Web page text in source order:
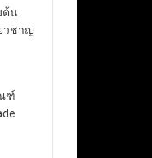
ต้น
วชาญ
ฑ์